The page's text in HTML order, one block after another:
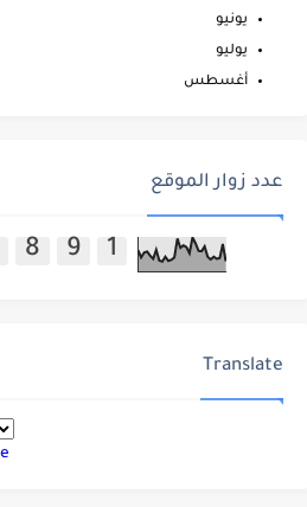
يونيو
يوليو
أغسطس
عدد زوار الموقع
8 9 1
Translate